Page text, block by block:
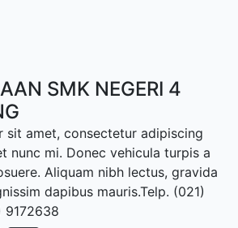
SMK NEGERI 4
sit amet, consectetur adipiscing
nunc mi. Donec vehicula turpis a
Aliquam nibh lectus, gravida
dapibus mauris.Telp. (021)
9172638